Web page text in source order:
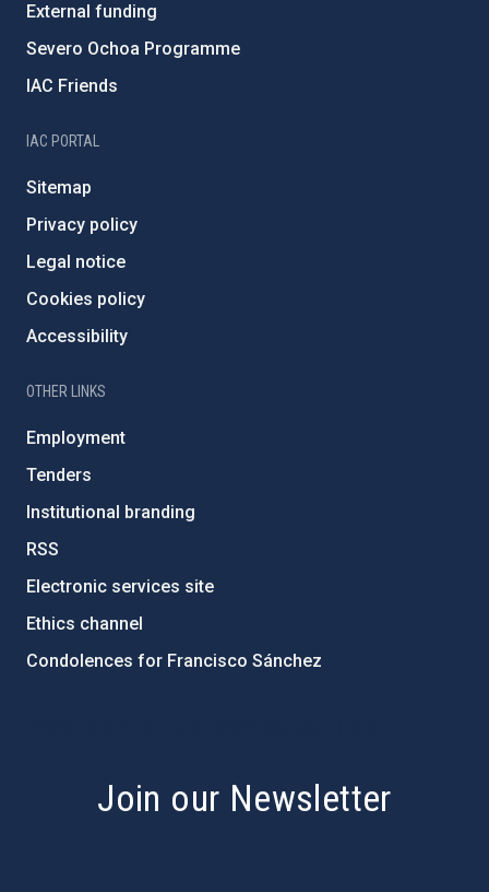
External funding
Severo Ochoa Programme
IAC Friends
IAC PORTAL
Sitemap
Privacy policy
Legal notice
Cookies policy
Accessibility
OTHER LINKS
Employment
Tenders
Institutional branding
RSS
Electronic services site
Ethics channel
Condolences for Francisco Sánchez
Join our Newsletter